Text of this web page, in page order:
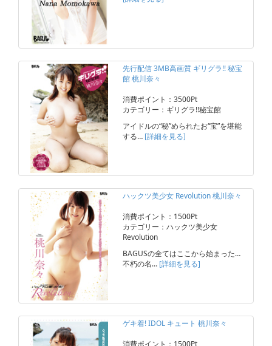
先行配信 3MB高画質 ギリグラ!! 秘宝
館 桃川奈々
消費ポイント：3500Pt
カテゴリー：ギリグラ!!秘宝館
アイドルの“秘”められたお“宝”を堪能
する… [詳細を見る]
ハックツ美少女 Revolution 桃川奈々
消費ポイント：1500Pt
カテゴリー：ハックツ美少女
Revolution
BAGUSの全てはここから始まった…
不朽の名… [詳細を見る]
ゲキ着! IDOL キュート 桃川奈々
消費ポイント：1500Pt